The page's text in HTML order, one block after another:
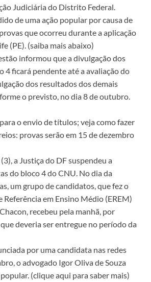
Judiciária do Distrito Federal.
de uma ação popular por causa de
que ocorreu durante a aplicação
(PE). (saiba mais abaixo)
informou que a divulgação dos
4 ficará pendente até a avaliação do
dos resultados dos demais
o previsto, no dia 8 de outubro.
o envio de títulos; veja como fazer
provas serão em 15 de dezembro
a Justiça do DF suspendeu a
do bloco 4 do CNU. No dia da
um grupo de candidatos, que fez o
Referência em Ensino Médio (EREM)
recebeu pela manhã, por
deveria ser entregue no período da
por uma candidata nas redes
o advogado Igor Oliva de Souza
(clique aqui para saber mais)